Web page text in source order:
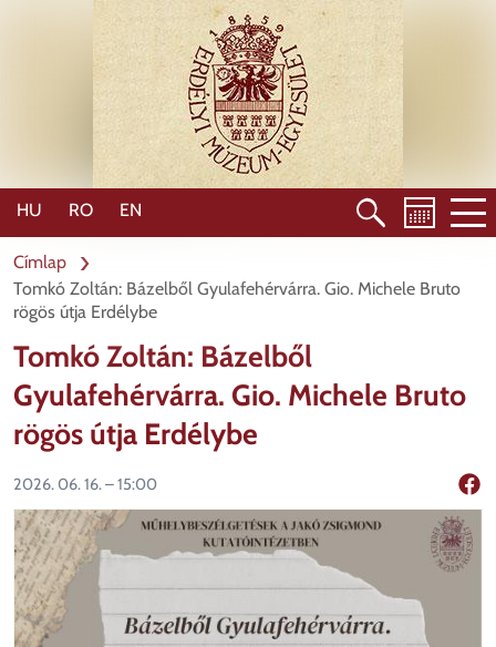
HU RO EN
Címlap
Tomkó Zoltán: Bázelből Gyulafehérvárra. Gio. Michele Bruto
rögös útja Erdélybe
Tomkó Zoltán: Bázelből
Gyulafehérvárra. Gio. Michele Bruto
rögös útja Erdélybe
2026. 06. 16. – 15:00